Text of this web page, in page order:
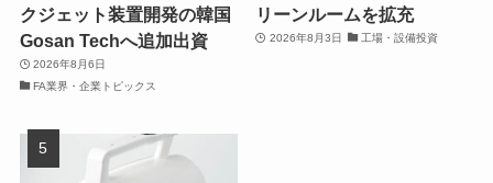
クジェット装置開発の韓国
Gosan Techへ追加出資
2026年8月6日
FA業界・企業トピックス
リーンルームを拡充
2026年8月3日 工場・設備投資